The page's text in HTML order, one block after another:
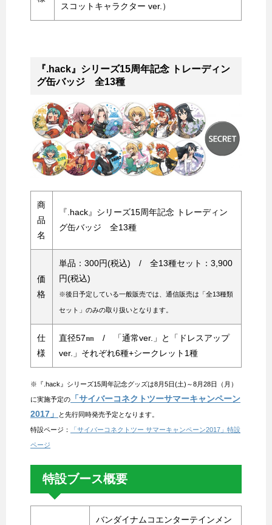
スコットキャラクター ver.）
『.hack』シリーズ15周年記念 トレーディン
グ缶バッジ 全13種
商
品
名
『.hack』シリーズ15周年記念 トレーディン
グ缶バッジ 全13種
価
格
単品：300円(税込) / 全13種セット：3,900
円(税込)
※後日予定している一般販売では、通信販売は「全13種類
セット」のみの取り扱いとなります。
仕
様
直径57㎜ / 「通常ver.」と「ドレスアップ
ver.」それぞれ6種+シークレット1種
※『.hack』シリーズ15周年記念グッズは8月5日(土)～8月28日（月）
に実施予定の
「サイバーコネクトツーサマーキャンペーン
2017」
と先行同時発売予定となります。
特設ページ： 「サイバーコネクトツー サマーキャンペーン2017」特設
ページ
特設ブース概要
バンダイナムコエンターテインメン